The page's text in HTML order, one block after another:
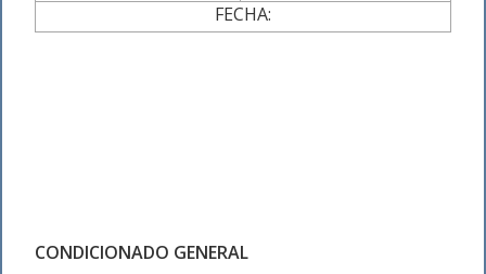
FECHA:
CONDICIONADO GENERAL